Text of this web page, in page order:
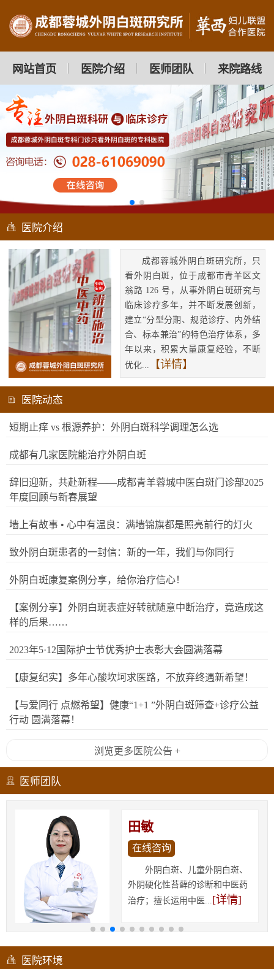
网站首页 医院介绍 医师团队 来院路线
医院介绍
成都蓉城外阴白斑研究所，只
看外阴白斑，位于成都市青羊区文
翁路 126 号，从事外阴白斑研究与
临床诊疗多年，并不断发展创新，
建立“分型分期、规范诊疗、内外结
合、标本兼治”的特色治疗体系，多
年以来，积累大量康复经验，不断
优化...
【详情】
医院动态
短期止痒 vs 根源养护：外阴白斑科学调理怎么选
成都有几家医院能治疗外阴白斑
辞旧迎新，共赴新程——成都青羊蓉城中医白斑门诊部2025
年度回顾与新春展望
墙上有故事 • 心中有温良：满墙锦旗都是照亮前行的灯火
致外阴白斑患者的一封信：新的一年，我们与你同行
外阴白斑康复案例分享，给你治疗信心！
【案例分享】外阴白斑表症好转就随意中断治疗，竟造成这
样的后果……
2023年5·12国际护士节优秀护士表彰大会圆满落幕
【康复纪实】多年心酸坎坷求医路，不放弃终遇新希望！
【与爱同行 点燃希望】健康“1+1 ”外阴白斑筛查+诊疗公益
行动 圆满落幕！
浏览更多医院公告 +
医师团队
田敏
在线咨询
外阴白斑、儿童外阴白斑、
外阴硬化性苔藓的诊断和中医药
治疗；擅长运用中医...[详情]
医院环境